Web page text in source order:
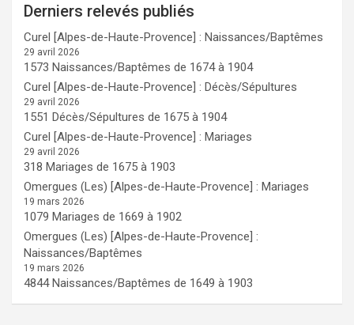
Derniers relevés publiés
Curel [Alpes-de-Haute-Provence] : Naissances/Baptêmes
29 avril 2026
1573 Naissances/Baptêmes de 1674 à 1904
Curel [Alpes-de-Haute-Provence] : Décès/Sépultures
29 avril 2026
1551 Décès/Sépultures de 1675 à 1904
Curel [Alpes-de-Haute-Provence] : Mariages
29 avril 2026
318 Mariages de 1675 à 1903
Omergues (Les) [Alpes-de-Haute-Provence] : Mariages
19 mars 2026
1079 Mariages de 1669 à 1902
Omergues (Les) [Alpes-de-Haute-Provence] :
Naissances/Baptêmes
19 mars 2026
4844 Naissances/Baptêmes de 1649 à 1903